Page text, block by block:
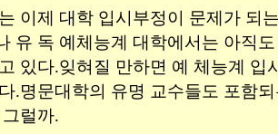
이제 대학 입시부정이 문제가 되
유 독 예체능계 대학에서는 아직
있다.잊혀질 만하면 예 체능계 입
.명문대학의 유명 교수들도 포함
럴까.